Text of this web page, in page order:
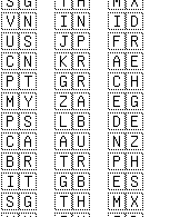
🇻🇳 🇮🇳
🇮🇩
🇺🇸 🇯🇵
🇫🇷
🇨🇳 🇰🇷
🇦🇪
🇵🇹 🇬🇷
🇨🇭
🇲🇾 🇿🇦
🇪🇬
🇵🇸 🇱🇧
🇩🇪
🇨🇦 🇦🇺
🇳🇿
🇧🇷 🇹🇷
🇵🇭
🇮🇹 🇬🇧
🇪🇸
🇸🇬 🇹🇭
🇲🇽